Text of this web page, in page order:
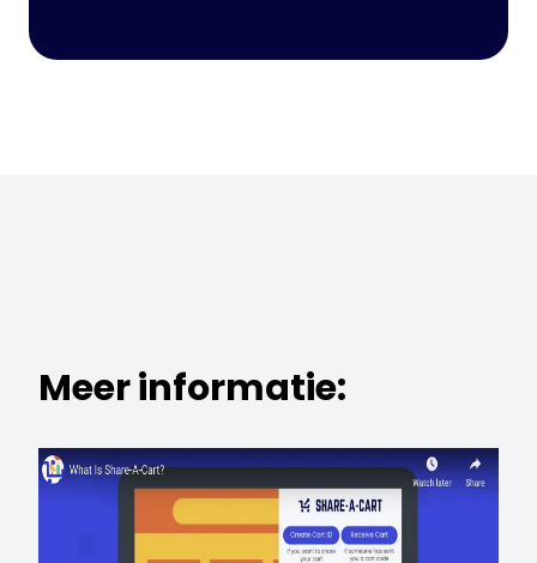
Meer informatie: